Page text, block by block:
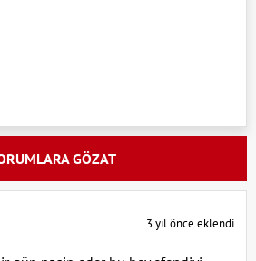
GÖZAT
3 yıl önce eklendi.